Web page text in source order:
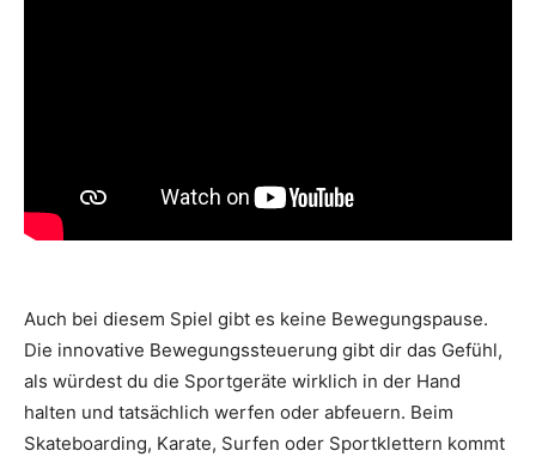
Auch bei diesem Spiel gibt es keine Bewegungspause.
Die innovative Bewegungssteuerung gibt dir das Gefühl,
als würdest du die Sportgeräte wirklich in der Hand
halten und tatsächlich werfen oder abfeuern. Beim
Skateboarding, Karate, Surfen oder Sportklettern kommt